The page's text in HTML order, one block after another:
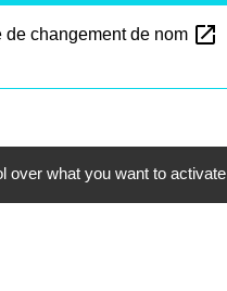
changement de nom open_in_new
over what you want to activate